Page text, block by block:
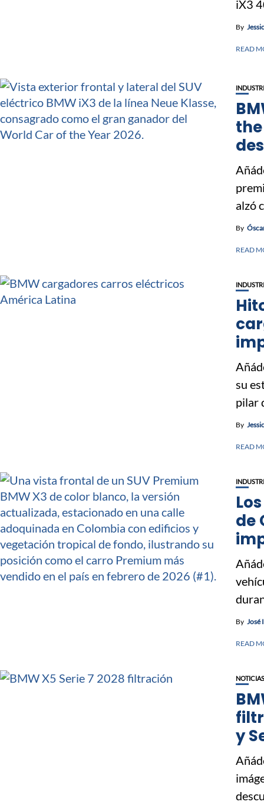
iX3
By
READ
alzó
By
READ
su
pilar
By
READ
de
By José
READ
NOTICIAS
y